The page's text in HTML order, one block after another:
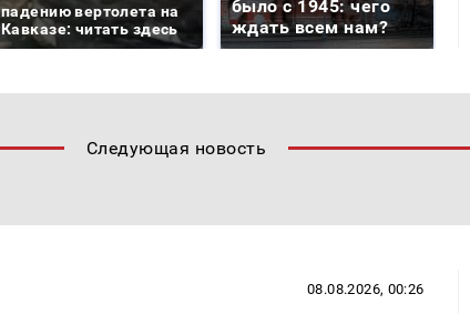
падению вертолета на
Кавказе: читать здесь
было с 1945: чего
ждать всем нам?
Следующая новость
08.08.2026, 00:26